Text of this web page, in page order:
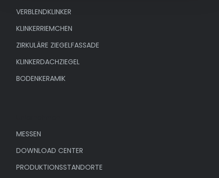
VERBLENDKLINKER
KLINKERRIEMCHEN
ZIRKULÄRE ZIEGELFASSADE
KLINKERDACHZIEGEL
BODENKERAMIK
MESSEN
DOWNLOAD CENTER
PRODUKTIONSSTANDORTE